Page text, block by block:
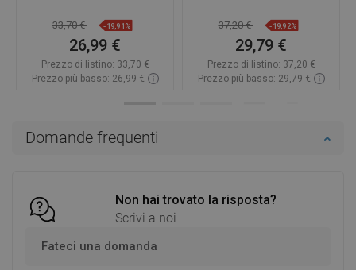
Domande frequenti
Non hai trovato la risposta?
Scrivi a noi
Fateci una domanda
33,70 € -19,91%
26,99 €
Prezzo di listino: 33,70 €
Prezzo più basso: 26,99 €
37,20 € -19,92%
29,79 €
Prezzo di listino: 37,20 €
Prezzo più basso: 29,79 €